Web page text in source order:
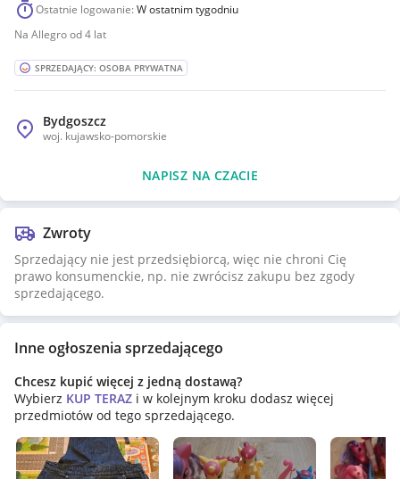
Ostatnie logowanie:W ostatnim tygodniu
Na Allegro od 4 lat
SPRZEDAJĄCY: OSOBA PRYWATNA
Bydgoszcz
woj. kujawsko-pomorskie
NAPISZ NA CZACIE
Zwroty
Sprzedający nie jest przedsiębiorcą, więc nie chroni Cię
prawo konsumenckie, np. nie zwrócisz zakupu bez zgody
sprzedającego.
Inne ogłoszenia sprzedającego
Chcesz kupić więcej z jedną dostawą?
Wybierz KUP TERAZ i w kolejnym kroku dodasz więcej
przedmiotów od tego sprzedającego.